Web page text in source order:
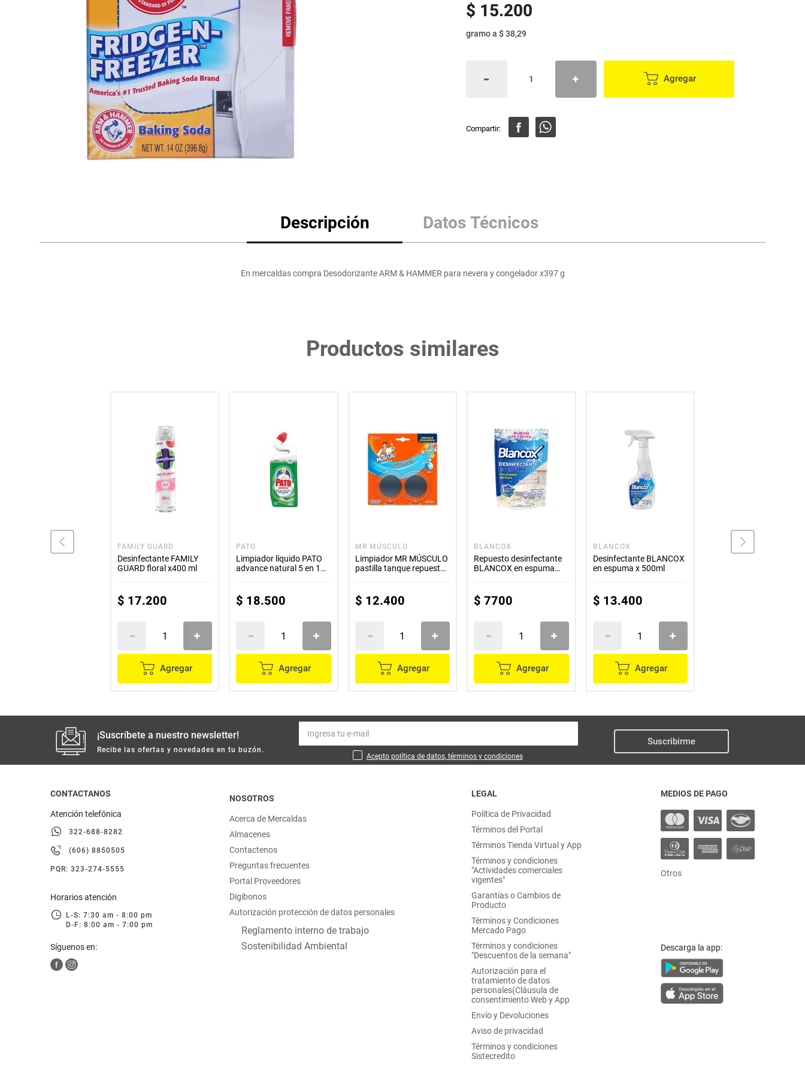
lácteos y refrigerados
vinos y licores
cuidado del bebé
mascotas
otros
$ 15.200
gramoa $ 38,29
Agregar
Descripción Datos Técnicos
En mercaldas compra Desodorizante ARM & HAMMER para nevera y congelador x397 g
Productos similares
FAMILY GUARD
Desinfectante FAMILY
GUARD floral x400 ml
$ 17.200
Agregar
PATO
Limpiador líquido PATO
advance natural 5 en 1
$ 18.500
Agregar
MR MÚSCULO
Limpiador MR MÚSCULO
pastilla tanque repuesto
$ 12.400
Agregar
BLANCOX
Repuesto desinfectante
BLANCOX en espuma
$ 7700
Agregar
BLANCOX
Desinfectante BLANCOX
en espuma x 500ml
$ 13.400
Agregar
¡Suscríbete a nuestro newsletter!
Recibe las ofertas y novedades en tu buzón.
Acepto política de datos, términos y condiciones
Suscribirme
CONTACTANOS
Atención telefónica
322-688-8282
(606) 8850505
PQR: 323-274-5555
Horarios atención
L-S: 7:30 am - 8:00 pm
D-F: 8:00 am - 7:00 pm
Síguenos en:
NOSOTROS
Acerca de Mercaldas
Almacenes
Contactenos
Preguntas frecuentes
Portal Proveedores
Digibonos
Autorización protección de datos personales
Reglamento interno de trabajo
Sostenibilidad Ambiental
LEGAL
Política de Privacidad
Términos del Portal
Términos Tienda Virtual y App
Términos y condiciones
"Actividades comerciales
vigentes"
Garantías o Cambios de
Producto
Términos y Condiciones
Mercado Pago
Términos y condiciones
"Descuentos de la semana"
Autorización para el
tratamiento de datos
personales(Cláusula de
consentimiento Web y App
Envío y Devoluciones
Aviso de privacidad
Términos y condiciones
Sistecredito
MEDIOS DE PAGO
Otros
Descarga la app:
Mantequilla